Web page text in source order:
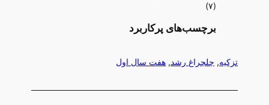
(۷)
برچسب‌های پرکاربرد
تزکیه, چلچراغ رشد, هفت سال اول